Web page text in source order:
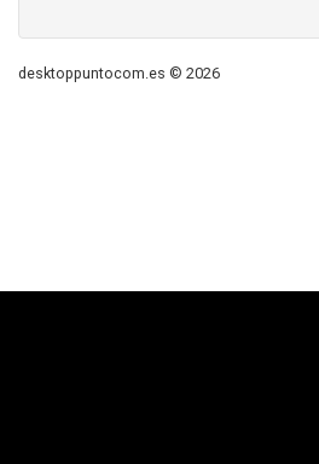
desktoppuntocom.es © 2026